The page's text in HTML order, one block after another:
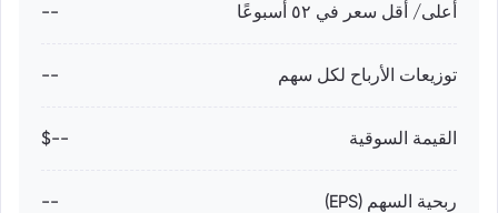
أعلى/ أقل سعر في ٥٢ أسبوعًا --
توزيعات الأرباح لكل سهم --
القيمة السوقية --$
ربحية السهم (EPS) --